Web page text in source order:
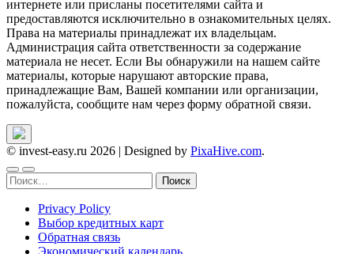
интернете или присланы посетителями сайта и
предоставляются исключительно в ознакомительных целях.
Права на материалы принадлежат их владельцам.
Администрация сайта ответственности за содержание
материала не несет. Если Вы обнаружили на нашем сайте
материалы, которые нарушают авторские права,
принадлежащие Вам, Вашей компании или организации,
пожалуйста, сообщите нам через форму обратной связи.
© invest-easy.ru 2026 | Designed by PixaHive.com.
Найти:
Privacy Policy
Выбор кредитных карт
Обратная связь
Экономический календарь